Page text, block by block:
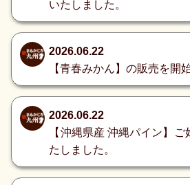
いたしました。
2026.06.22
【青春みかん】の販売を開
2026.06.22
【沖縄県産 沖縄パイン】
たしました。